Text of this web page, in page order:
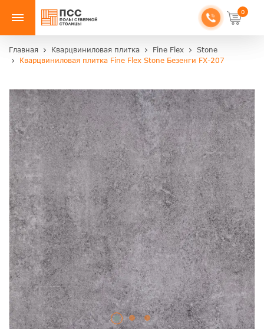
0
Главная Кварцвиниловая плитка Fine Flex
Stone
Кварцвиниловая плитка Fine Flex Stone Безенги FX-207